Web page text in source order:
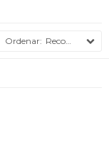
Recomendados